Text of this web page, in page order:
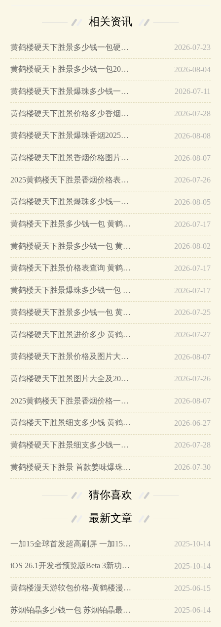
相关资讯
黄鹤楼硬天下胜景多少钱一包硬盒香烟价格表图… 2026-07-23
黄鹤楼硬天下胜景多少钱一包2025香烟最新价格… 2026-08-04
黄鹤楼硬天下胜景爆珠多少钱一包… 2026-07-11
黄鹤楼硬天下胜景价格多少香烟价格表图汇总… 2026-07-28
黄鹤楼硬天下胜景爆珠香烟2025香烟价格… 2026-08-08
黄鹤楼硬天下胜景香烟价格图片一览表… 2026-08-07
2025黄鹤楼天下胜景香烟价格表一览… 2026-07-26
黄鹤楼硬天下胜景爆珠多少钱一包烟草价格… 2026-08-05
黄鹤楼天下胜景多少钱一包 黄鹤楼天下胜景怎么样… 2026-07-17
黄鹤楼硬天下胜景多少钱一包 黄鹤楼硬天下胜景好抽吗… 2026-08-02
黄鹤楼天下胜景价格表查询 黄鹤楼天下胜景细支多少钱一包… 2026-07-17
黄鹤楼天下胜景爆珠多少钱一包 黄鹤楼天下胜景爆珠是什么味道… 2026-07-17
黄鹤楼硬天下胜景多少钱一包 黄鹤楼硬天下胜景香烟价格… 2026-07-25
黄鹤楼硬天下胜景进价多少 黄鹤楼硬天下胜景价格2025… 2026-07-27
黄鹤楼硬天下胜景价格及图片大全2025… 2026-08-07
黄鹤楼硬天下胜景图片大全及2025最新价格一览… 2026-07-26
2025黄鹤楼天下胜景香烟价格一览表 黄鹤楼天下胜景多少钱?… 2026-08-07
黄鹤楼天下胜景细支多少钱 黄鹤楼天下胜景图片及价格… 2026-06-27
黄鹤楼硬天下胜景细支多少钱一包 黄鹤楼硬天下胜景细支图片大全… 2026-07-28
黄鹤楼硬天下胜景 首款姜味爆珠烟不妨一试… 2026-07-30
猜你喜欢
最新文章
一加15全球首发超高刷屏 一加15参数详细配置… 2025-10-14
iOS 26.1开发者预览版Beta 3新功能详解… 2025-10-14
黄鹤楼漫天游软包价格-黄鹤楼漫天游软包多少钱一盒… 2025-06-15
苏烟铂晶多少钱一包 苏烟铂晶最新价格… 2025-06-14